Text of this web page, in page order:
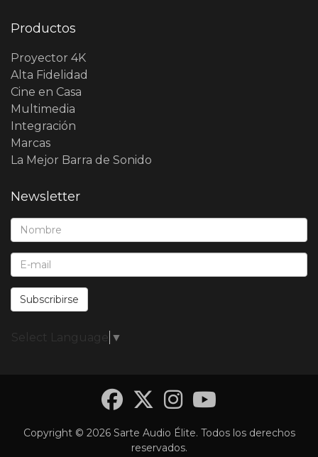
Productos
Proyector 4K
Alta Fidelidad
Cine en Casa
Multimedia
Integración
Marcas
La Mejor Barra de Sonido
Newsletter
Nombre*:
E-Mail*:
Subscribirse
Select Language ▼
Facebook
Twitter
Copyright © 2026 Sarte Audio Élite. Todos los derechos
reservados.